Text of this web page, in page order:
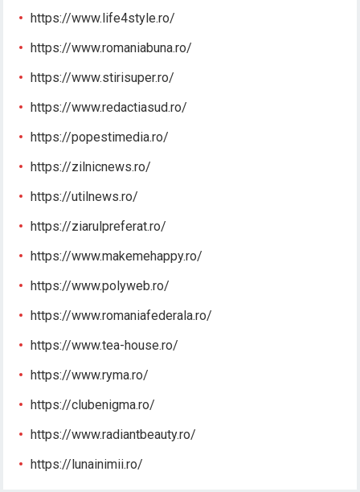
https://www.life4style.ro/
https://www.romaniabuna.ro/
https://www.stirisuper.ro/
https://www.redactiasud.ro/
https://popestimedia.ro/
https://zilnicnews.ro/
https://utilnews.ro/
https://ziarulpreferat.ro/
https://www.makemehappy.ro/
https://www.polyweb.ro/
https://www.romaniafederala.ro/
https://www.tea-house.ro/
https://www.ryma.ro/
https://clubenigma.ro/
https://www.radiantbeauty.ro/
https://lunainimii.ro/